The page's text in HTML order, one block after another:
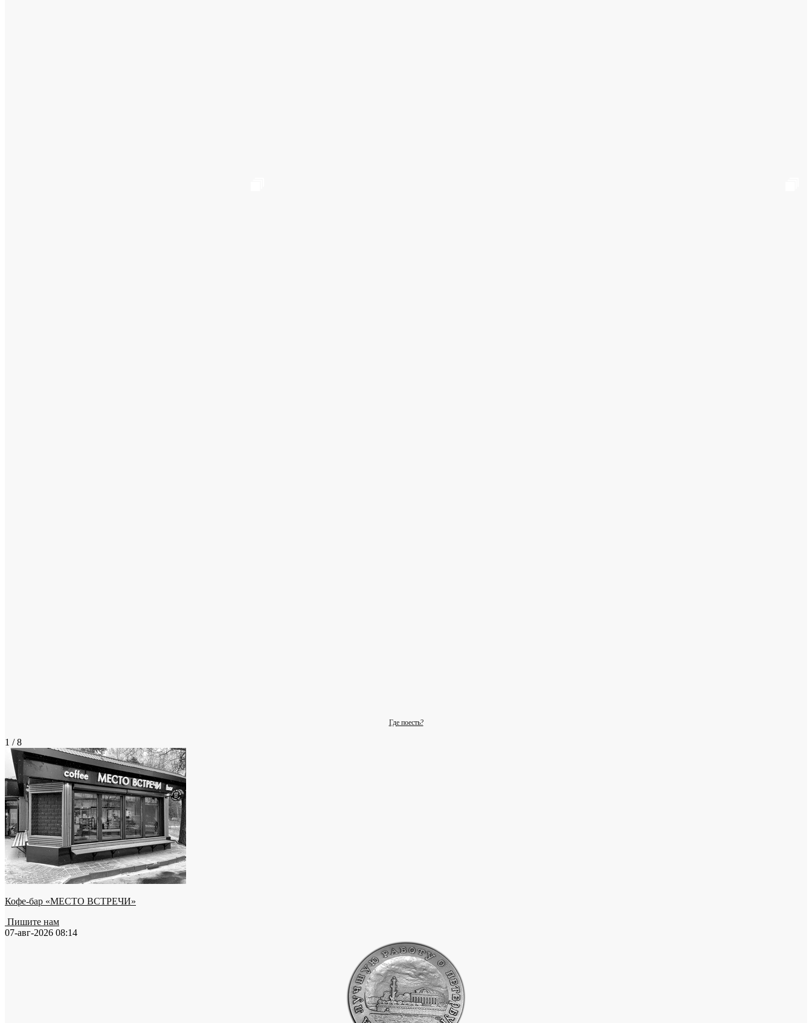
Где поесть?
1 / 8
Кофе-бар «МЕСТО ВСТРЕЧИ»
Пишите нам
07-авг-2026 08:14